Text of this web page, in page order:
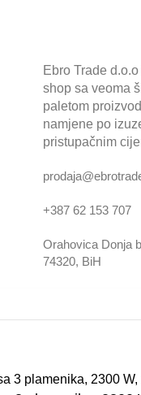
Ebro Trade
shop sa veoma
paletom
namjene po
pristupačnim
+387 62 153 707
Orahovica Donja
74320, BiH